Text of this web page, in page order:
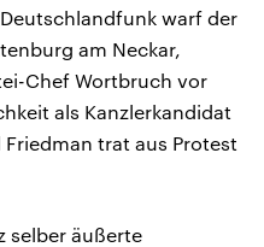
warf der
am Neckar,
Chef Wortbruch vor
als Kanzlerkandidat
trat aus Protest
selber äußerte